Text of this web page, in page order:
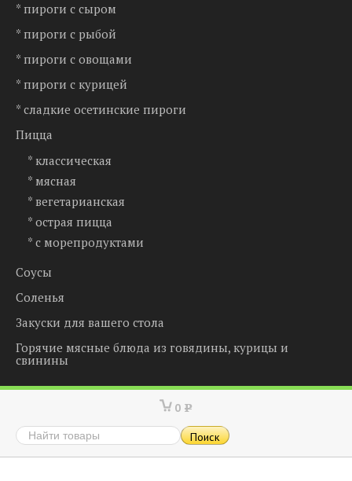
* пироги с сыром
* пироги с рыбой
* пироги с овощами
* пироги с курицей
* сладкие осетинские пироги
Пицца
* классическая
* мясная
* вегетарианская
* острая пицца
* с морепродуктами
Соусы
Соленья
Закуски для вашего стола
Горячие мясные блюда из говядины, курицы и
свинины
0 Р